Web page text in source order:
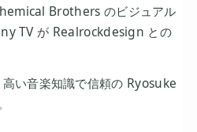
Brothers のビジュアル
TV が Realrockdesign との
い音楽知識で信頼の Ryosuke